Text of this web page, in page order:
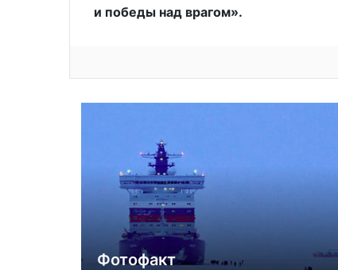
и победы над врагом».
Фотофакт